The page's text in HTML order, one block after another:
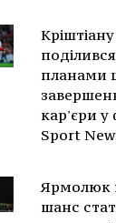
планами
кар'єри у
Sport
Ярмолюк
шанс